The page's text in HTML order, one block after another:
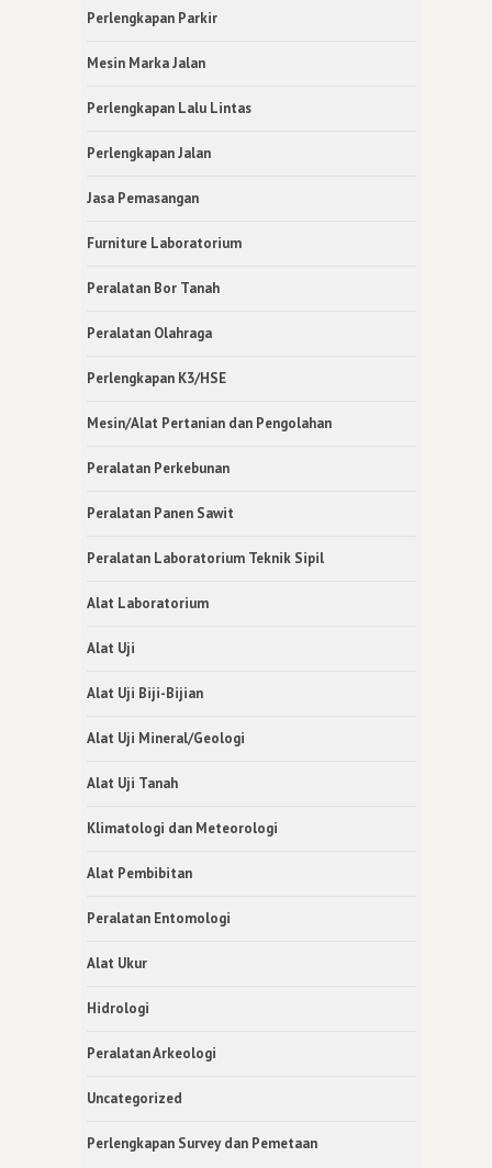
Perlengkapan Parkir
Mesin Marka Jalan
Perlengkapan Lalu Lintas
Perlengkapan Jalan
Jasa Pemasangan
Furniture Laboratorium
Peralatan Bor Tanah
Peralatan Olahraga
Perlengkapan K3/HSE
Mesin/Alat Pertanian dan Pengolahan
Peralatan Perkebunan
Peralatan Panen Sawit
Peralatan Laboratorium Teknik Sipil
Alat Laboratorium
Alat Uji
Alat Uji Biji-Bijian
Alat Uji Mineral/Geologi
Alat Uji Tanah
Klimatologi dan Meteorologi
Alat Pembibitan
Peralatan Entomologi
Alat Ukur
Hidrologi
Peralatan Arkeologi
Uncategorized
Perlengkapan Survey dan Pemetaan